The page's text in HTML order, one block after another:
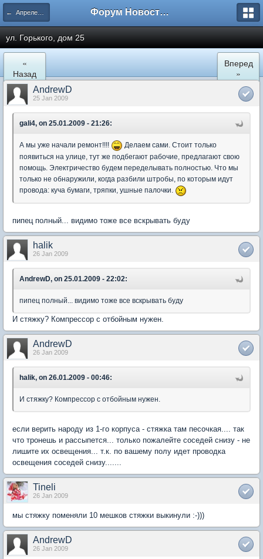
← Апрелевка Форум Новостройки
ул. Горького, дом 25
«
Назад
Вперед
»
AndrewD
25 Jan 2009
gali4, on 25.01.2009 - 21:26:
А мы уже начали ремонт!!!!
Делаем сами. Стоит только
появиться на улице, тут же подбегают рабочие, предлагают свою
помощь. Электричество будем переделывать полностью. Что мы
только не обнаружили, когда разбили штробы, по которым идут
провода: куча бумаги, тряпки, ушные палочки.
пипец полный... видимо тоже все вскрывать буду
halik
26 Jan 2009
AndrewD, on 25.01.2009 - 22:02:
пипец полный... видимо тоже все вскрывать буду
И стяжку? Компрессор с отбойным нужен.
AndrewD
26 Jan 2009
halik, on 26.01.2009 - 00:46:
И стяжку? Компрессор с отбойным нужен.
если верить народу из 1-го корпуса - стяжка там песочкая.... так
что тронешь и рассыпется... только пожалейте соседей снизу - не
лишите их освещения... т.к. по вашему полу идет проводка
освещения соседей снизу.......
Tineli
26 Jan 2009
мы стяжку поменяли 10 мешков стяжки выкинули :-)))
AndrewD
26 Jan 2009